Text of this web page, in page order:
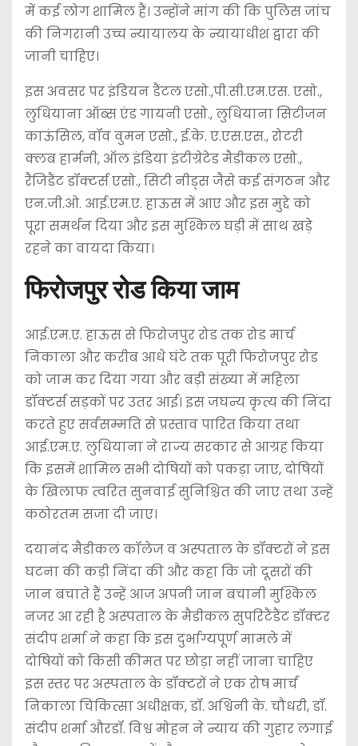
में कई लोग शामिल हैं। उन्होंने मांग की कि पुलिस जांच
की निगरानी उच्च न्यायालय के न्यायाधीश द्वारा की
जानी चाहिए।
इस अवसर पर इंडियन डैंटल एसो.,पी.सी.एम.एस. एसो.,
लुधियाना ऑब्स एंड गायनी एसो., लुधियाना सिटीजन
काऊंसिल, वॉव वुमन एसो., ई.के. ए.एस.एस., रोटरी
क्लब हार्मनी, ऑल इंडिया इंटीग्रेटेड मैडीकल एसो.,
रैजिडैंट डॉक्टर्स एसो., सिटी नीड्स जैसे कई संगठन और
एन.जी.ओ. आई.एम.ए. हाऊस में आए और इस मुद्दे को
पूरा समर्थन दिया और इस मुश्किल घड़ी में साथ खड़े
रहने का वायदा किया।
फिरोजपुर रोड किया जाम
आई.एम.ए. हाऊस से फिरोजपुर रोड तक रोड मार्च
निकाला और करीब आधे घंटे तक पूरी फिरोजपुर रोड
को जाम कर दिया गया और बड़ी संख्या में महिला
डॉक्टर्स सड़कों पर उतर आई। इस जघन्य कृत्य की निंदा
करते हुए सर्वसम्मति से प्रस्ताव पारित किया तथा
आई.एम.ए. लुधियाना ने राज्य सरकार से आग्रह किया
कि इसमें शामिल सभी दोषियों को पकड़ा जाए, दोषियों
के खिलाफ त्वरित सुनवाई सुनिश्चित की जाए तथा उन्हें
कठोरतम सजा दी जाए।
दयानंद मैडीकल कॉलेज व अस्पताल के डॉक्टरों ने इस
घटना की कड़ी निंदा की और कहा कि जो दूसरों की
जान बचाते हैं उन्हें आज अपनी जान बचानी मुश्किल
नजर आ रही है अस्पताल के मैडीकल सुपरिटैंडैंट डॉक्टर
संदीप शर्मा ने कहा कि इस दुर्भाग्यपूर्ण मामले में
दोषियों को किसी कीमत पर छोड़ा नहीं जाना चाहिए
इस स्तर पर अस्पताल के डॉक्टरों ने एक रोष मार्च
निकाला चिकित्सा अधीक्षक, डॉ. अश्विनी के. चौधरी, डॉ.
संदीप शर्मा औरडॉ. विश्व मोहन ने न्याय की गुहार लगाई